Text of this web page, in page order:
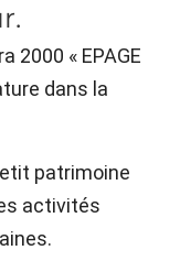
2000 « EPAGE
dans la
patrimoine
activités